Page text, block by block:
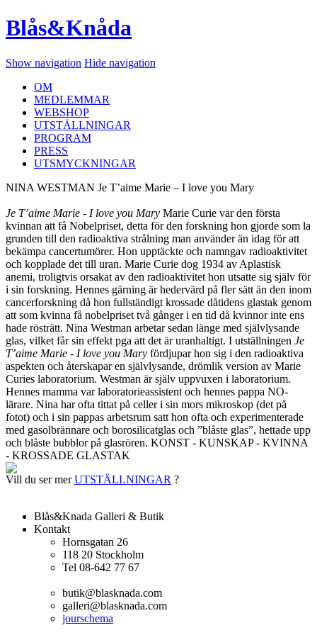
Blås&Knåda
Show navigation Hide navigation
OM
MEDLEMMAR
WEBSHOP
UTSTÄLLNINGAR
PROGRAM
PRESS
UTSMYCKNINGAR
NINA WESTMAN Je T’aime Marie – I love you Mary
Je T’aime Marie - I love you Mary Marie Curie var den första
kvinnan att få Nobelpriset, detta för den forskning hon gjorde som la
grunden till den radioaktiva strålning man använder än idag för att
bekämpa cancertumörer. Hon upptäckte och namngav radioaktivitet
och kopplade det till uran. Marie Curie dog 1934 av Aplastisk
anemi, troligtvis orsakat av den radioaktivitet hon utsatte sig själv för
i sin forskning. Hennes gärning är hedervärd på fler sätt än den inom
cancerforskning då hon fullständigt krossade dåtidens glastak genom
att som kvinna få nobelpriset två gånger i en tid då kvinnor inte ens
hade rösträtt. Nina Westman arbetar sedan länge med självlysande
glas, vilket får sin effekt pga att det är uranhaltigt. I utställningen Je
T’aime Marie - I love you Mary fördjupar hon sig i den radioaktiva
aspekten och återskapar en självlysande, drömlik version av Marie
Curies laboratorium. Westman är själv uppvuxen i laboratorium.
Hennes mamma var laboratorieassistent och hennes pappa NO-
lärare. Nina har ofta tittat på celler i sin mors mikroskop (det på
fotot) och i sin pappas arbetsrum satt hon ofta och experimenterade
med gasolbrännare och borosilicatglas och ”blåste glas”, hettade upp
och blåste bubblor på glasrören. KONST - KUNSKAP - KVINNA
- KROSSADE GLASTAK
Vill du ser merUTSTÄLLNINGAR ?
Blås&Knada Galleri & Butik
Kontakt
Hornsgatan 26
118 20 Stockholm
Tel 08-642 77 67
butik@blasknada.com
galleri@blasknada.com
jourschema